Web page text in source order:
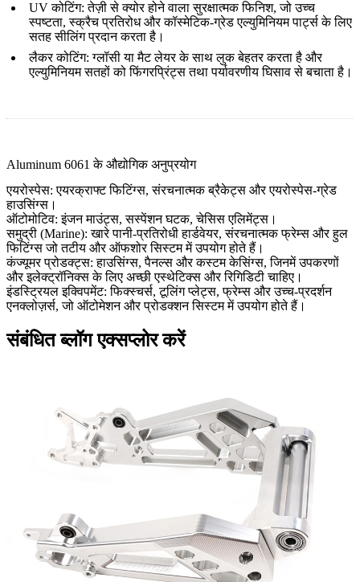
UV कोटिंग: तेज़ी से क्योर होने वाला सुरक्षात्मक फिनिश, जो उच्च
स्पष्टता, स्क्रैच प्रतिरोध और कॉस्मेटिक-ग्रेड एल्युमिनियम पार्ट्स के लिए
सतह सीलिंग प्रदान करता है।
लैकर कोटिंग: ग्लॉसी या मैट लेयर के साथ लुक बेहतर करता है और
एल्युमिनियम सतहों को फिंगरप्रिंट्स तथा पर्यावरणीय घिसाव से बचाता है।
Aluminum 6061 के औद्योगिक अनुप्रयोग
एयरोस्पेस: एयरक्राफ्ट फिटिंग्स, संरचनात्मक ब्रैकेट्स और एयरोस्पेस-ग्रेड
हाउसिंग्स।
ऑटोमोटिव: इंजन माउंट्स, सस्पेंशन घटक, चेसिस एलिमेंट्स।
समुद्री (Marine): खारे पानी-प्रतिरोधी हार्डवेयर, संरचनात्मक फ्रेम्स और हुल
फिटिंग्स जो तटीय और ऑफशोर सिस्टम में उपयोग होते हैं।
कंज्यूमर प्रोडक्ट्स: हाउसिंग्स, पैनल्स और कस्टम केसिंग्स, जिनमें उपकरणों
और इलेक्ट्रॉनिक्स के लिए अच्छी एस्थेटिक्स और रिगिडिटी चाहिए।
इंडस्ट्रियल इक्विपमेंट: फिक्स्चर्स, टूलिंग प्लेट्स, फ्रेम्स और उच्च-प्रदर्शन
एनक्लोज़र्स, जो ऑटोमेशन और प्रोडक्शन सिस्टम में उपयोग होते हैं।
संबंधित ब्लॉग एक्सप्लोर करें